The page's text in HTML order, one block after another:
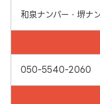
和泉ナンバー・堺ナ
050-5540-2060